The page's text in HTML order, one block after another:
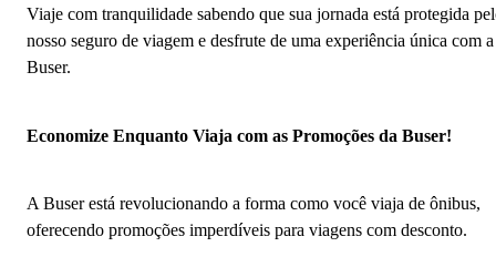
Viaje com tranquilidade sabendo que sua jornada está protegida
nosso seguro de viagem e desfrute de uma experiência única com a
Buser.
Economize Enquanto Viaja com as Promoções da Buser!
A Buser está revolucionando a forma como você viaja de ônibus,
oferecendo promoções imperdíveis para viagens com desconto.